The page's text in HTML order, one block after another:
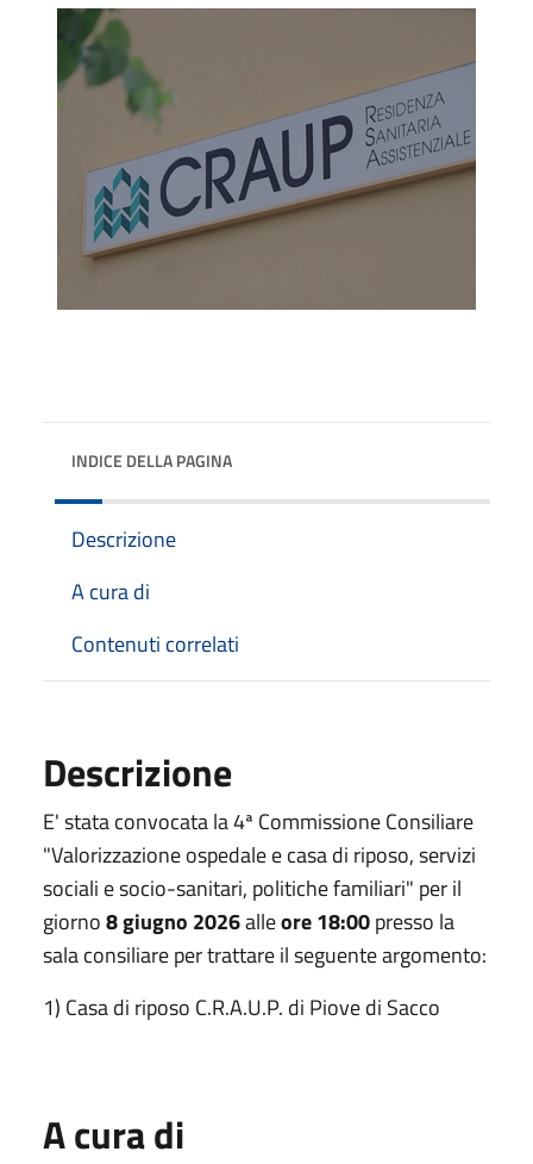
INDICE DELLA PAGINA
Descrizione
A cura di
Contenuti correlati
Descrizione
E' stata convocata la 4ª Commissione Consiliare
"Valorizzazione ospedale e casa di riposo, servizi
sociali e socio-sanitari, politiche familiari" per il
giorno8 giugno 2026alleore 18:00presso la
sala consiliare per trattare il seguente argomento:
1) Casa di riposo C.R.A.U.P. di Piove di Sacco
A cura di